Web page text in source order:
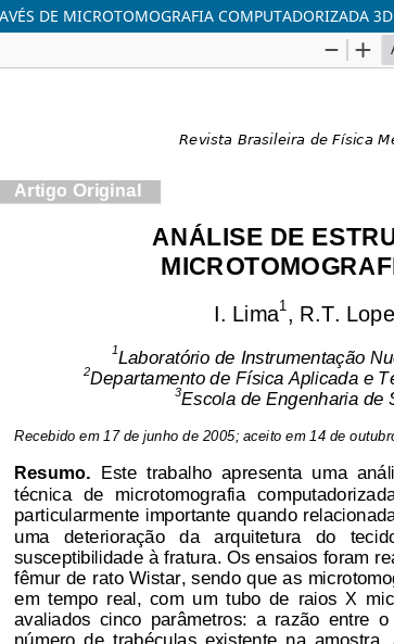
DE MICROTOMOGRAFIA COMPUTADORIZADA 3D